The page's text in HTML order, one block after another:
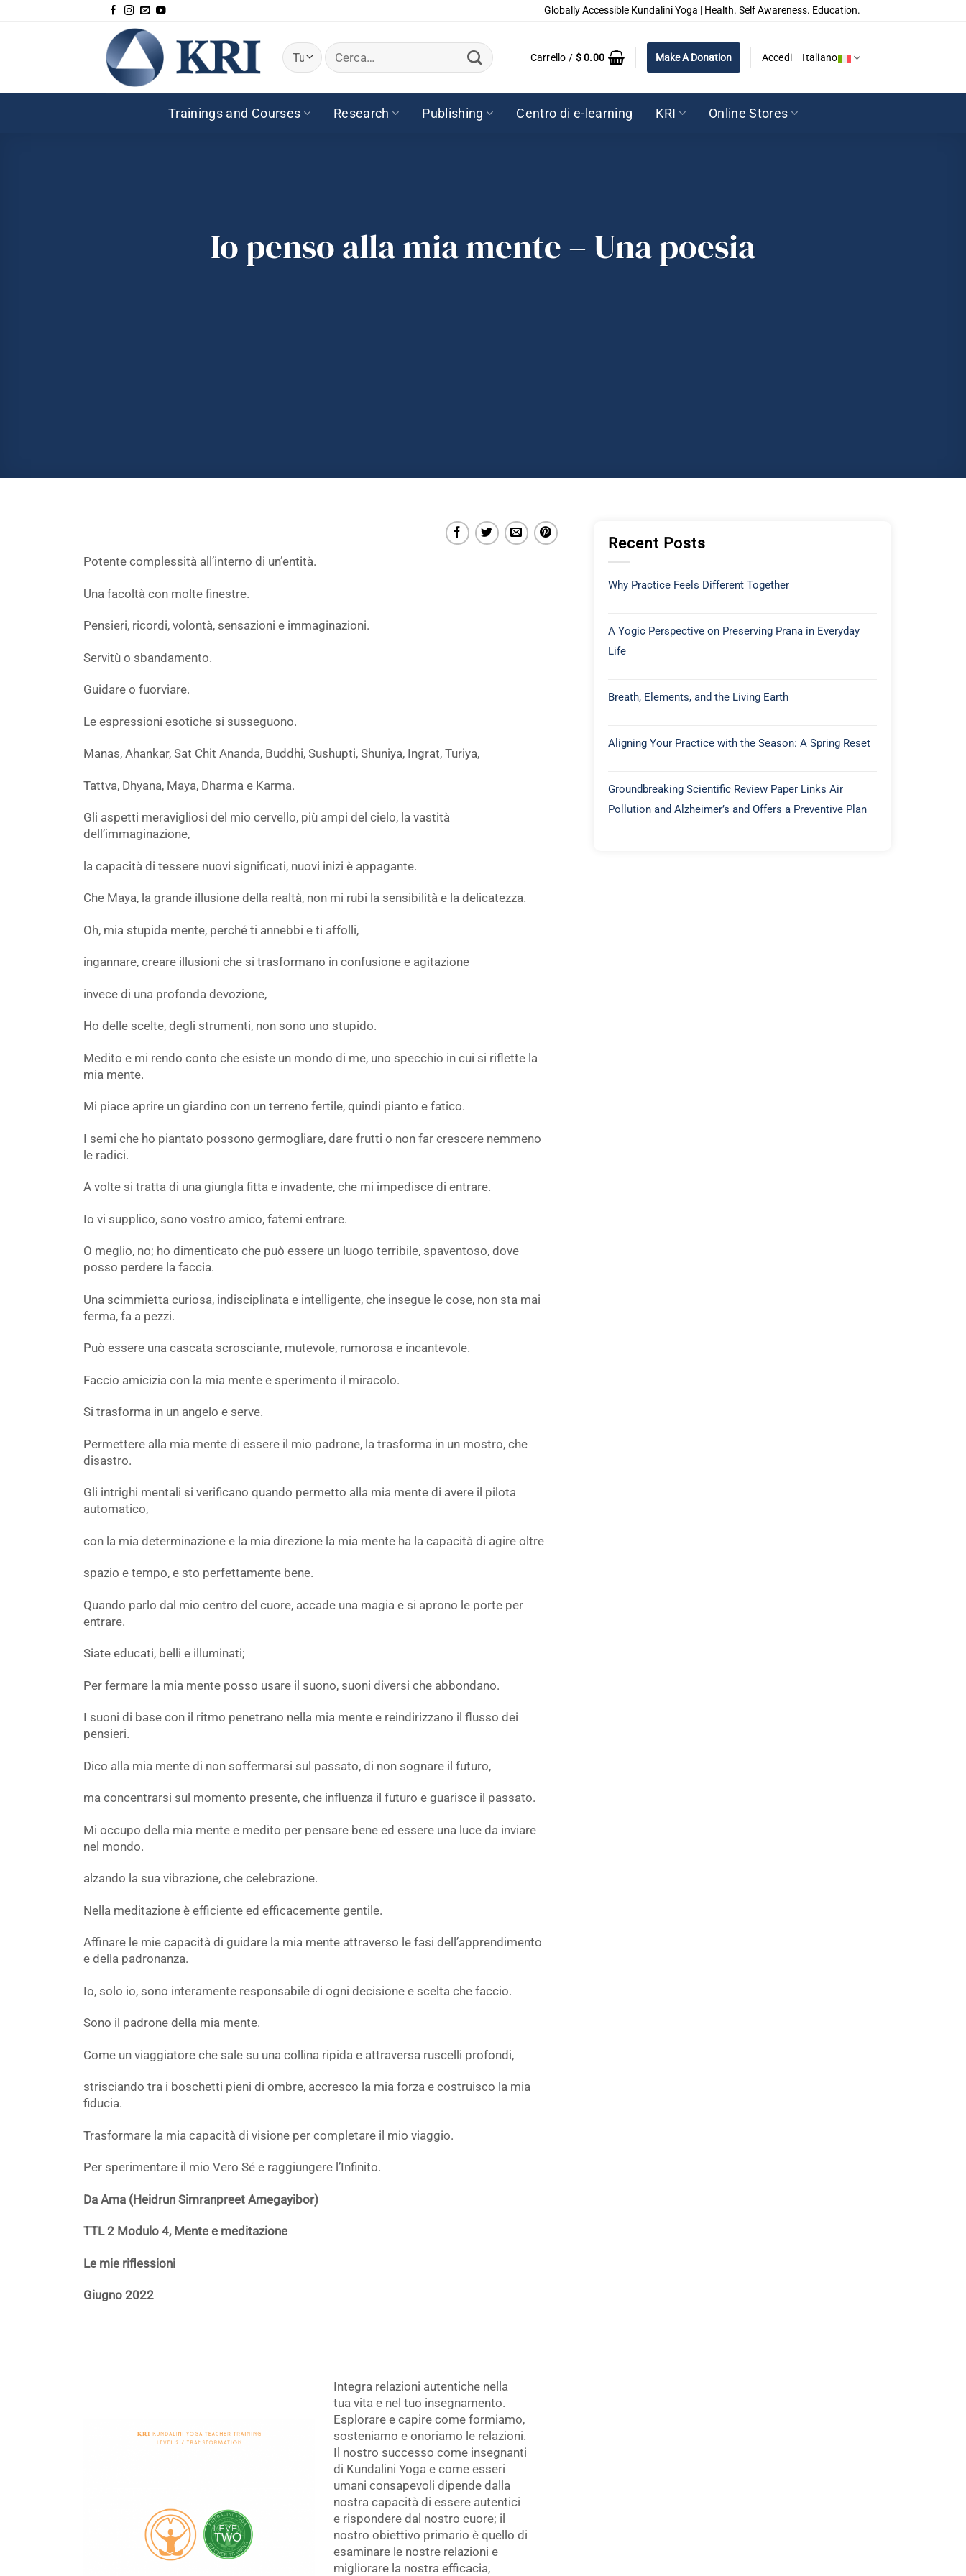
Globally Accessible Kundalini Yoga | Health. Self Awareness. Education.
Cerca:
Carrello / $0.00 Make A Donation Accedi Italiano
Trainings and Courses Research Publishing Centro di e-learning KRI Online Stores
Io penso alla mia mente – Una poesia
Potente complessità all’interno di un’entità.
Una facoltà con molte finestre.
Pensieri, ricordi, volontà, sensazioni e immaginazioni.
Servitù o sbandamento.
Guidare o fuorviare.
Le espressioni esotiche si susseguono.
Manas, Ahankar, Sat Chit Ananda, Buddhi, Sushupti, Shuniya, Ingrat, Turiya,
Tattva, Dhyana, Maya, Dharma e Karma.
Gli aspetti meravigliosi del mio cervello, più ampi del cielo, la vastità
dell’immaginazione,
la capacità di tessere nuovi significati, nuovi inizi è appagante.
Che Maya, la grande illusione della realtà, non mi rubi la sensibilità e la delicatezza.
Oh, mia stupida mente, perché ti annebbi e ti affolli,
ingannare, creare illusioni che si trasformano in confusione e agitazione
invece di una profonda devozione,
Ho delle scelte, degli strumenti, non sono uno stupido.
Medito e mi rendo conto che esiste un mondo di me, uno specchio in cui si riflette la
mia mente.
Mi piace aprire un giardino con un terreno fertile, quindi pianto e fatico.
I semi che ho piantato possono germogliare, dare frutti o non far crescere nemmeno
le radici.
A volte si tratta di una giungla fitta e invadente, che mi impedisce di entrare.
Io vi supplico, sono vostro amico, fatemi entrare.
O meglio, no; ho dimenticato che può essere un luogo terribile, spaventoso, dove
posso perdere la faccia.
Una scimmietta curiosa, indisciplinata e intelligente, che insegue le cose, non sta mai
ferma, fa a pezzi.
Può essere una cascata scrosciante, mutevole, rumorosa e incantevole.
Faccio amicizia con la mia mente e sperimento il miracolo.
Si trasforma in un angelo e serve.
Permettere alla mia mente di essere il mio padrone, la trasforma in un mostro, che
disastro.
Gli intrighi mentali si verificano quando permetto alla mia mente di avere il pilota
automatico,
con la mia determinazione e la mia direzione la mia mente ha la capacità di agire oltre
spazio e tempo, e sto perfettamente bene.
Quando parlo dal mio centro del cuore, accade una magia e si aprono le porte per
entrare.
Siate educati, belli e illuminati;
Per fermare la mia mente posso usare il suono, suoni diversi che abbondano.
I suoni di base con il ritmo penetrano nella mia mente e reindirizzano il flusso dei
pensieri.
Dico alla mia mente di non soffermarsi sul passato, di non sognare il futuro,
ma concentrarsi sul momento presente, che influenza il futuro e guarisce il passato.
Mi occupo della mia mente e medito per pensare bene ed essere una luce da inviare
nel mondo.
alzando la sua vibrazione, che celebrazione.
Nella meditazione è efficiente ed efficacemente gentile.
Affinare le mie capacità di guidare la mia mente attraverso le fasi dell’apprendimento
e della padronanza.
Io, solo io, sono interamente responsabile di ogni decisione e scelta che faccio.
Sono il padrone della mia mente.
Come un viaggiatore che sale su una collina ripida e attraversa ruscelli profondi,
strisciando tra i boschetti pieni di ombre, accresco la mia forza e costruisco la mia
fiducia.
Trasformare la mia capacità di visione per completare il mio viaggio.
Per sperimentare il mio Vero Sé e raggiungere l’Infinito.
Da Ama (Heidrun Simranpreet Amegayibor)
TTL 2 Modulo 4, Mente e meditazione
Le mie riflessioni
Giugno 2022
Integra relazioni autentiche nella
tua vita e nel tuo insegnamento.
Esplorare e capire come formiamo,
sosteniamo e onoriamo le relazioni.
Il nostro successo come insegnanti
di Kundalini Yoga e come esseri
umani consapevoli dipende dalla
nostra capacità di essere autentici
e rispondere dal nostro cuore; il
nostro obiettivo primario è quello di
esaminare le nostre relazioni e
migliorare la nostra efficacia,
Recent Posts
Why Practice Feels Different Together
A Yogic Perspective on Preserving Prana in Everyday
Life
Breath, Elements, and the Living Earth
Aligning Your Practice with the Season: A Spring Reset
Groundbreaking Scientific Review Paper Links Air
Pollution and Alzheimer’s and Offers a Preventive Plan